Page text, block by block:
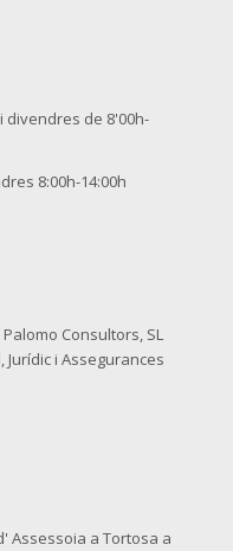
divendres de 8'00h-
8:00h-14:00h
Consultors, SL
i Assegurances
Assessoia a Tortosa a